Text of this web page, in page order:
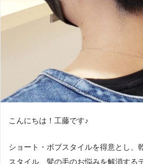
こんにちは！工藤です♪
ショート・ボブスタイルを得意とし、
スタイル、髪の毛のお悩みを解消する